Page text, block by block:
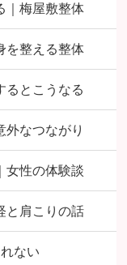
｜梅屋敷整体
を整える整体
るとこうなる
外なつながり
女性の体験談
と肩こりの話
ない